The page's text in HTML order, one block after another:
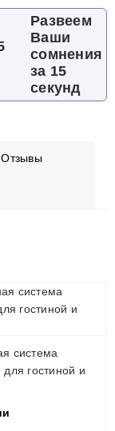
Развеем
Ваши
сомнения
за 15
секунд
Отзывы
система
гостиной и